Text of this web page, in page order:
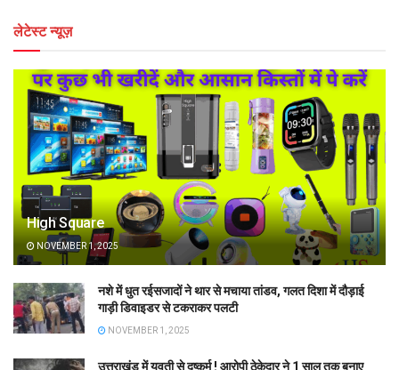
लेटेस्ट न्यूज़
High Square
NOVEMBER 1, 2025
नशे में धुत रईसजादों ने थार से मचाया तांडव, गलत दिशा में दौड़ाई
गाड़ी डिवाइडर से टकराकर पलटी
NOVEMBER 1, 2025
उत्तराखंड में युवती से दुष्कर्म ! आरोपी ठेकेदार ने 1 साल तक बनाए